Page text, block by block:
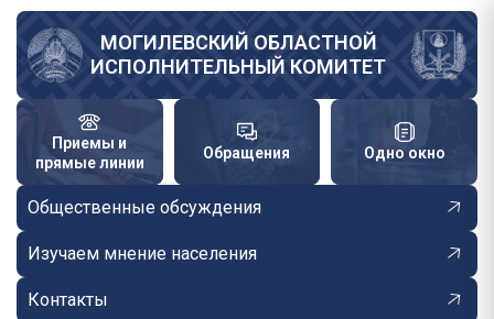
Перейти
основному
содержанию
МОГИЛЕВСКИЙ ОБЛАСТНОЙ
ИСПОЛНИТЕЛЬНЫЙ КОМИТЕТ
Приемы и
прямые линии
Обращения Одно окно
Общественные обсуждения
Изучаем мнение населения
Контакты